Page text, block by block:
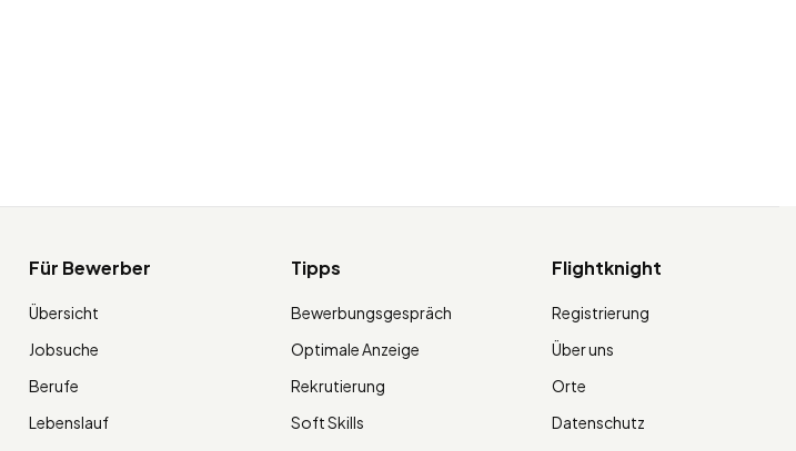
Für Bewerber
Übersicht
Jobsuche
Berufe
Lebenslauf
Tipps
Bewerbungsgespräch
Optimale Anzeige
Rekrutierung
Soft Skills
Flightknight
Registrierung
Über uns
Orte
Datenschutz